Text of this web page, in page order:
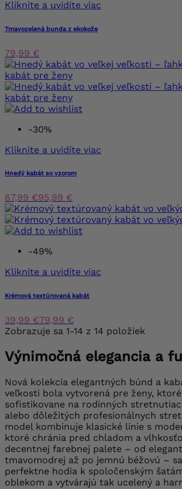
Kliknite a uvidíte viac
Tmavozelená bunda z ekokože
79,99 €
-30%
Kliknite a uvidíte viac
Hnedý kabát so vzorom
67,99 €95,99 €
-49%
Kliknite a uvidíte viac
Krémová textúrovaná kabát
39,99 €79,99 €
Zobrazuje sa 1-14 z 14 položiek
Výnimočná elegancia a
Nová kolekcia elegantných búnd a
veľkosti bola vytvorená pre ženy,
sofistikovane na rodinných
alebo dôležitých profesionálnych
model kombinuje klasické línie s
ktoré chránia pred chladom a
decentnej farebnej palete – od
tmavomodrej až po jemnú béžovú –
perfektne hodia k spoločenským
oblekom a vytvárajú tak ucelený a